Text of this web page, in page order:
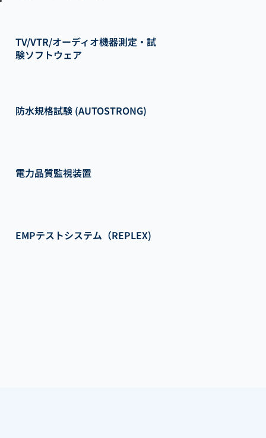
TV/VTR/オーディオ機器測定・試
験ソフトウェア
防水規格試験 (AUTOSTRONG)
電力品質監視装置
EMPテストシステム（REPLEX)